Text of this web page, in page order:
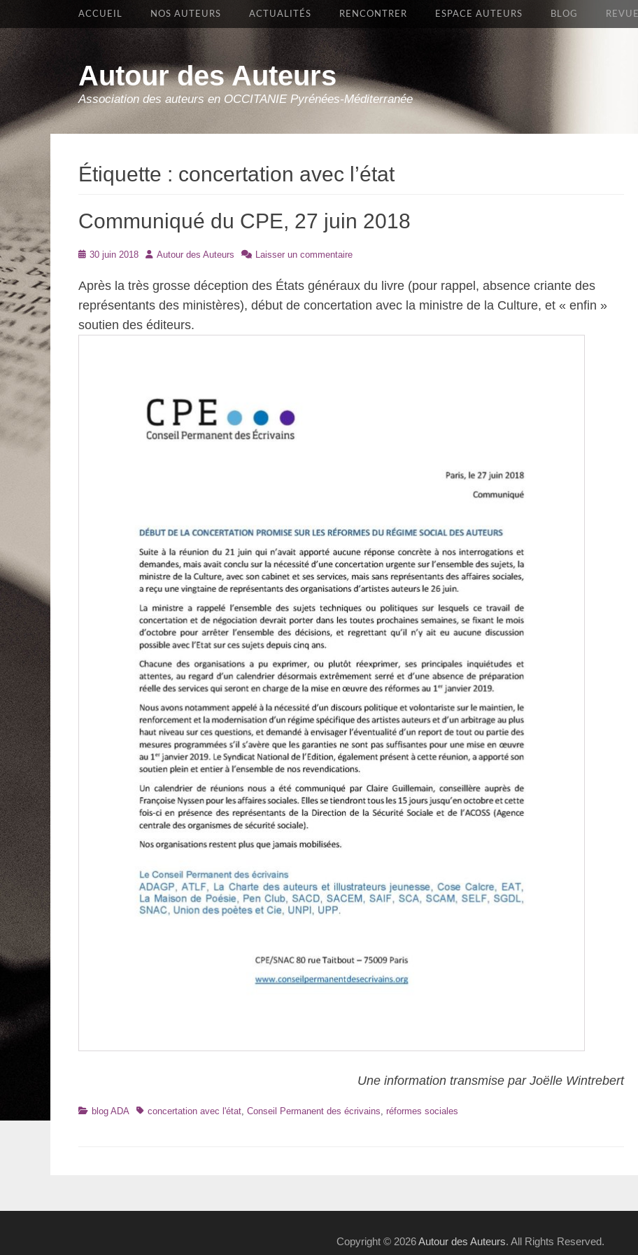
Autour des Auteurs
Association des auteurs en OCCITANIE Pyrénées-Méditerranée
Premier Menu
Aller
ACCUEIL NOS AUTEURS ACTUALITÉS RENCONTRER ESPACE AUTEURS BLOG
Étiquette : concertation avec l’état
Communiqué du CPE, 27 juin 2018
Posté30 juin 2018 Auteur
Autour des Auteurs Laisser un commentaire
Après la très grosse déception des États généraux du livre (pour rappel, absence criante des
représentants des ministères), début de concertation avec la ministre de la Culture, et « enfin »
soutien des éditeurs.
Une information transmise par Joëlle Wintrebert
Catégories
blog ADA Tagsconcertation avec l'état, Conseil Permanent des écrivains, réformes sociales
Copyright © 2026Autour des Auteurs. All Rights Reserved.